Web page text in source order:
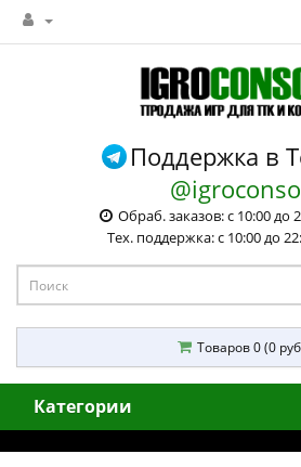
Поддержка в
Обраб. заказов: с 10:00 до
Тех. поддержка: с 10:00 до
Товаров 0 (0
Категории